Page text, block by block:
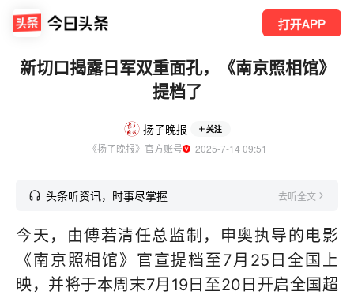
打开APP
新切口揭露日军双重面孔，《南京照相馆》
提档了
扬子晚报 关注
《扬子晚报》官方账号
  2025-7-14 09:51
头条听资讯，时事尽掌握 去听全文
今天，由傅若清任总监制，申奥执导的电影
《南京照相馆》官宣提档至7月25日全国上
映，并将于本周末7月19日至20日开启全国超